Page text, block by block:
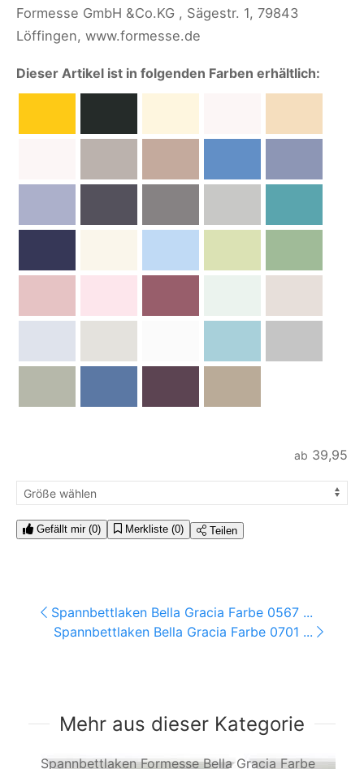
Formesse GmbH &Co.KG , Sägestr. 1, 79843
Löffingen, www.formesse.de
Dieser Artikel ist in folgenden Farben erhältlich:
ab 39,95
Gefällt mir (0) Merkliste (0) Teilen
Spannbettlaken Bella Gracia Farbe 0567 ...
Spannbettlaken Bella Gracia Farbe 0701 ...
Mehr aus dieser Kategorie
Spannbettlaken Formesse Bella Gracia Farbe